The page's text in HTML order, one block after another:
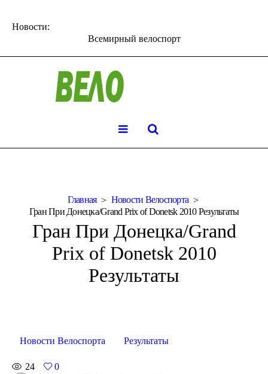
Новости:
Всемирный велоспорт
Главная
Новости Велоспорта
Гран При Донецка/Grand Prix of Donetsk 2010 Результаты
Гран При Донецка/Grand
Prix of Donetsk 2010
Результаты
Новости Велоспорта Результаты
24
0